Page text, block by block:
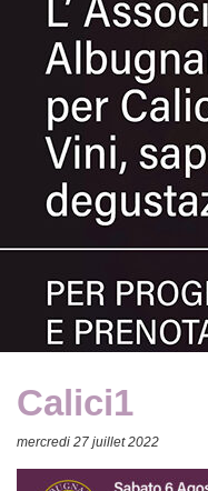
Calici1
mercredi 27 juillet 2022